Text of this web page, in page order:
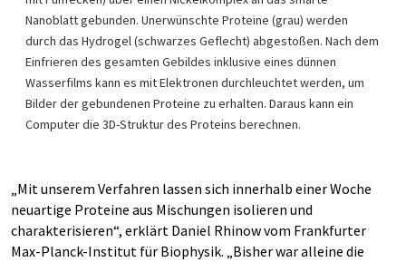
Nanoblatt gebunden. Unerwünschte Proteine (grau) werden
durch das Hydrogel (schwarzes Geflecht) abgestoßen. Nach dem
Einfrieren des gesamten Gebildes inklusive eines dünnen
Wasserfilms kann es mit Elektronen durchleuchtet werden, um
Bilder der gebundenen Proteine zu erhalten. Daraus kann ein
Computer die 3D-Struktur des Proteins berechnen.
„Mit unserem Verfahren lassen sich innerhalb einer Woche
neuartige Proteine aus Mischungen isolieren und
charakterisieren“, erklärt Daniel Rhinow vom Frankfurter
Max-Planck-Institut für Biophysik. „Bisher war alleine die